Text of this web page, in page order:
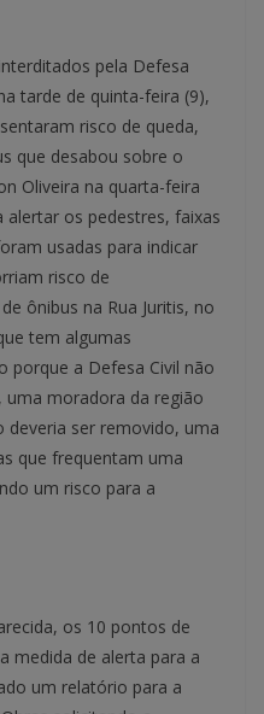
pela Defesa
tarde de quinta-feira (9),
risco de queda,
que desabou sobre o
Oliveira na quarta-feira
alertar os pedestres, faixas
usadas para indicar
risco de
ônibus na Rua Juritis, no
tem algumas
porque a Defesa Civil não
moradora da região
ser removido, uma
que frequentam uma
um risco para a
os 10 pontos de
medida de alerta para a
um relatório para a